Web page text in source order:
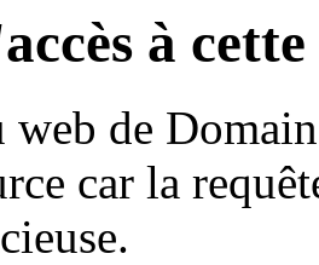
à
web de
car la